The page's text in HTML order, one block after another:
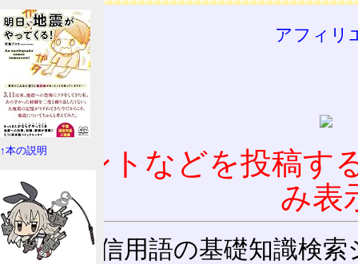
アフィリ
コメントなどを投稿す
み表
通信用語の基礎知識検
↑本の説明